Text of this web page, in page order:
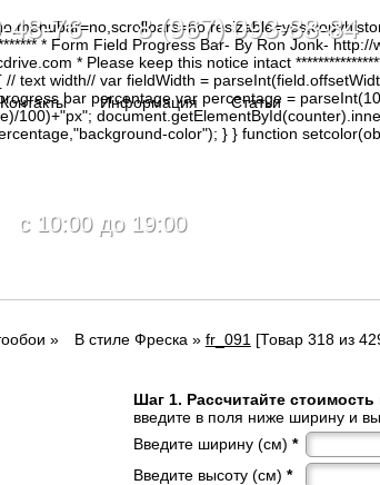
* Form Field Progress Bar- By Ron Jonk-
* Please keep this notice intact
text width// var fieldWidth =
bar percentage var percentage =
100)+"px";
color"); } } function
48-76 8 (967) 093-88-84
c 10:00 до 19:00
Контакты Информация Статьи
» В стиле Фреска » fr_091 [Товар 318 из
Шаг 1. Рассчитайте
введите в поля ниже ширину и
Введите ширину (см) *
Введите высоту (см) *